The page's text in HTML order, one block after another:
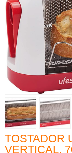
TOSTADOR UFESA
VERTICAL,